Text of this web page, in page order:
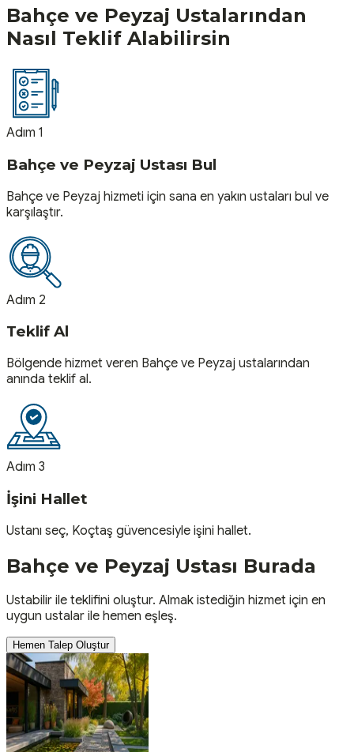
Bahçe ve Peyzaj Ustalarından
Nasıl Teklif Alabilirsin
Adım 1
Bahçe ve Peyzaj Ustası Bul
Bahçe ve Peyzaj hizmeti için sana en yakın ustaları bul ve
karşılaştır.
Adım 2
Teklif Al
Bölgende hizmet veren Bahçe ve Peyzaj ustalarından
anında teklif al.
Adım 3
İşini Hallet
Ustanı seç, Koçtaş güvencesiyle işini hallet.
Bahçe ve Peyzaj Ustası Burada
Ustabilir ile teklifini oluştur. Almak istediğin hizmet için en
uygun ustalar ile hemen eşleş.
Hemen Talep Oluştur